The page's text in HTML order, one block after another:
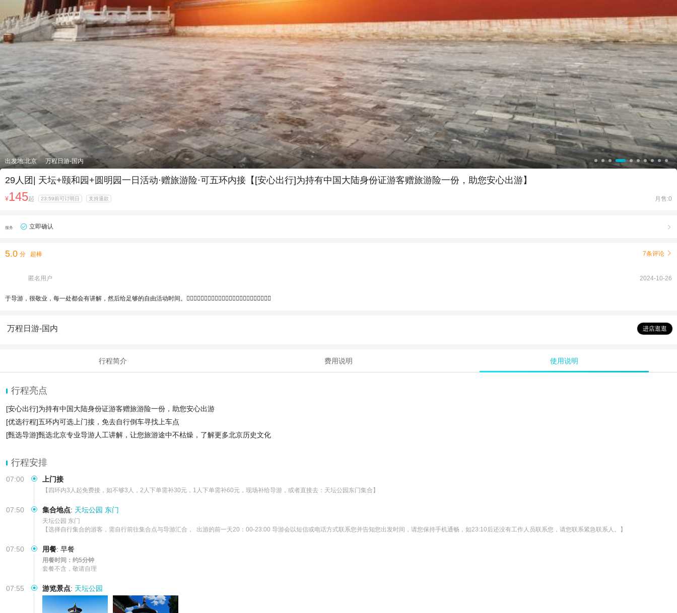
出发地:北京 万程日游-国内
29人团| 天坛+颐和园+圆明园一日活动·赠旅游险·可五环内接【[安心出行]为持有中国大陆身份证游客赠旅游险一份，助您安心出游】
¥145起 23:59前可订明日 支持退款 月售:0
服务 立即确认 
5.0 分 超棒 7条评论 
匿名用户 2024-10-26
于导游，很敬业，每一处都会有讲解，然后给足够的自由活动时间。👍🏻👍🏻👍🏻👍🏻👍🏻👍🏻👍🏻👍🏻👍🏻👍🏻👍🏻👍🏻
万程日游-国内 进店逛逛
行程简介 费用说明 使用说明
行程亮点
[安心出行]为持有中国大陆身份证游客赠旅游险一份，助您安心出游
[优选行程]五环内可选上门接，免去自行倒车寻找上车点
[甄选导游]甄选北京专业导游人工讲解，让您旅游途中不枯燥，了解更多北京历史文化
行程安排
07:00 上门接
【四环内3人起免费接，如不够3人，2人下单需补30元，1人下单需补60元，现场补给导游，或者直接去：天坛公园东门集合】
07:50 集合地点: 天坛公园 东门
天坛公园 东门
【选择自行集合的游客，需自行前往集合点与导游汇合，  出游的前一天20：00-23:00 导游会以短信或电话方式联系您并告知您出发时间，请您保持手机通畅，如23:10后还没有工作人员联系您，请您联系紧急联系人。】
07:50 用餐: 早餐
用餐时间：约5分钟
套餐不含，敬请自理
07:55 游览景点: 天坛公园